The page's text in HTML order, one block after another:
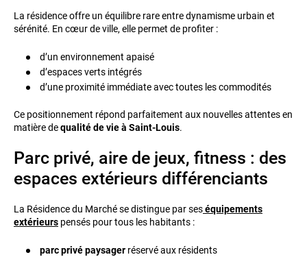
La résidence offre un équilibre rare entre dynamisme urbain et
sérénité. En cœur de ville, elle permet de profiter :
d’un environnement apaisé
d’espaces verts intégrés
d’une proximité immédiate avec toutes les commodités
Ce positionnement répond parfaitement aux nouvelles attentes en
matière dequalité de vie à Saint-Louis.
Parc privé, aire de jeux, fitness : des
espaces extérieurs différenciants
La Résidence du Marché se distingue par seséquipements
extérieurs pensés pour tous les habitants :
parc privé paysager réservé aux résidents